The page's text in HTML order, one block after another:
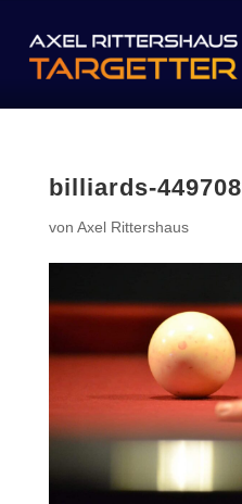
billiards-449708
von Axel Rittershaus